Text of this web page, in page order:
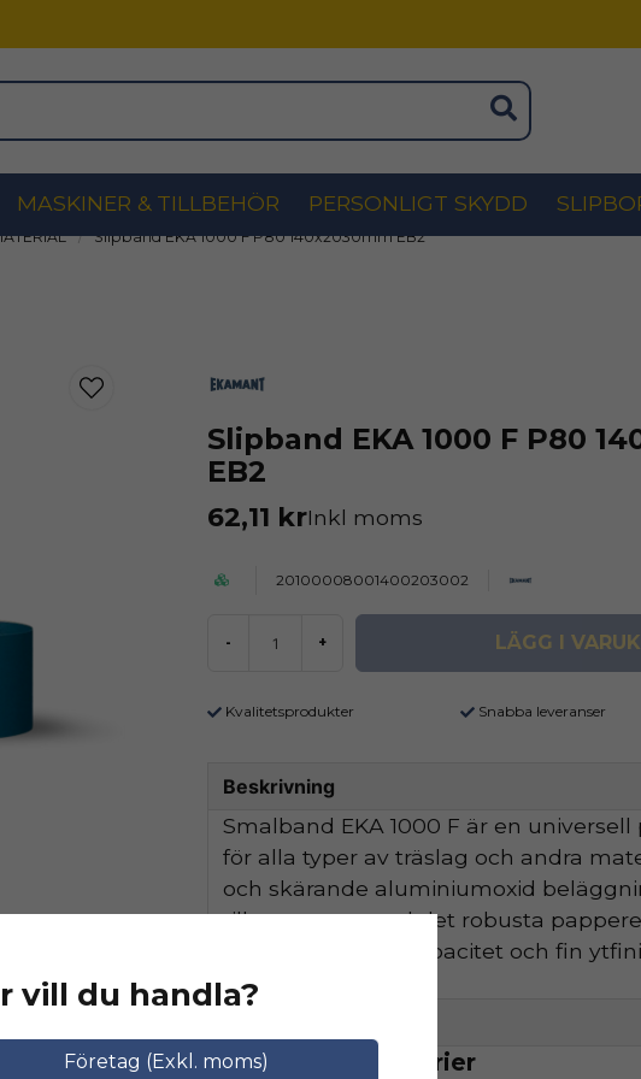
MASKINER & TILLBEHÖR PERSONLIGT SKYDD
Slipband EKA 1000 F P80 140x2030mm EB2
Slipband EKA 1000 F P80
EB2
62,11 krInkl moms
20100008001400203002
- + LÄGG I
Kvalitetsprodukter Snabba leveranser
Beskrivning
Smalband EKA 1000 F är en
för alla typer av träslag och andra
och skärande aluminiumoxid
tillsammans med det robusta
hög avverkningskapacitet och fin
Relaterade kategorier
vill du handla?
Företag (Exkl. moms)